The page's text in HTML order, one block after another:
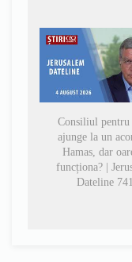
Consiliul pentru
ajunge la un
Hamas, dar
funcționa? |
Dateline 741